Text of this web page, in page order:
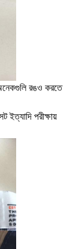
রঙও করতে
পরীক্ষায়